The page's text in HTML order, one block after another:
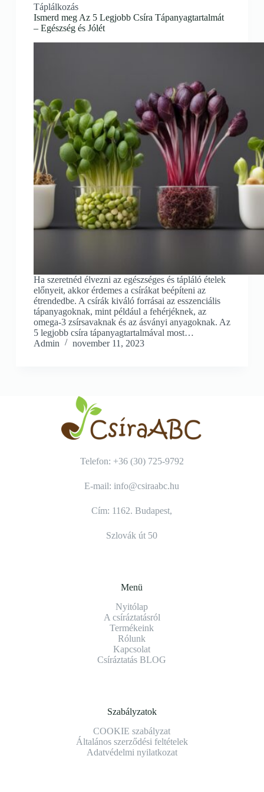
Táplálkozás
Ismerd meg Az 5 Legjobb Csíra Tápanyagtartalmát
– Egészség és Jólét
Ha szeretnéd élvezni az egészséges és tápláló ételek
előnyeit, akkor érdemes a csírákat beépíteni az
étrendedbe. A csírák kiváló forrásai az esszenciális
tápanyagoknak, mint például a fehérjéknek, az
omega-3 zsírsavaknak és az ásványi anyagoknak. Az
5 legjobb csíra tápanyagtartalmával most…
Admin
november 11, 2023
Telefon: +36 (30) 725-9792
E-mail: info@csiraabc.hu
Cím: 1162. Budapest,
Szlovák út 50
Menü
Nyitólap
A csíráztatásról
Termékeink
Rólunk
Kapcsolat
Csíráztatás BLOG
Szabályzatok
COOKIE szabályzat
Általános szerződési feltételek
Adatvédelmi nyilatkozat